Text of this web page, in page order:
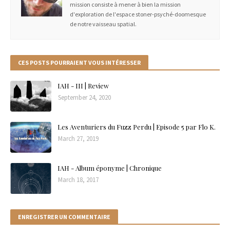
mission consiste à mener à bien la mission
d'exploration de l'espace stoner-psyché-doomesque
de notre vaisseau spatial.
CES POSTS POURRAIENT VOUS INTÉRESSER
IAH - III | Review
September 24, 2020
Les Aventuriers du Fuzz Perdu | Episode 5 par Flo K.
March 27, 2019
IAH - Album éponyme | Chronique
March 18, 2017
ENREGISTRER UN COMMENTAIRE